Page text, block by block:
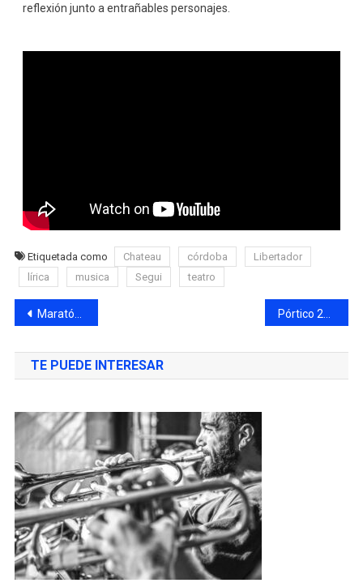
reflexión junto a entrañables personajes.
Etiquetada como Chateau córdoba
Libertador
lírica
musica Segui teatro
Maratón de estrenos ¡Poné Primera!
TE PUEDE INTERESAR